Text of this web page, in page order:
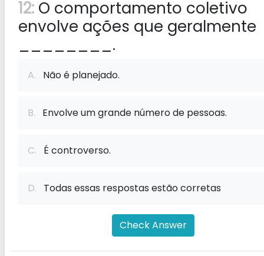
12: O comportamento coletivo
envolve ações que geralmente
________.
A. Não é planejado.
B. Envolve um grande número de pessoas.
C. É controverso.
D. Todas essas respostas estão corretas
Check Answer